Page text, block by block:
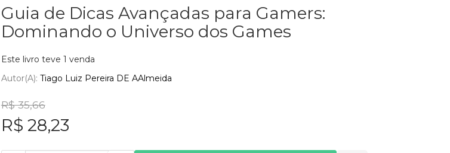
Guia de Dicas Avançadas para Gamers:
Dominando o Universo dos Games
Este livro teve 1 venda
Autor(a): Tiago Luiz Pereira DE AAlmeida
R$ 35,66
R$ 28,23